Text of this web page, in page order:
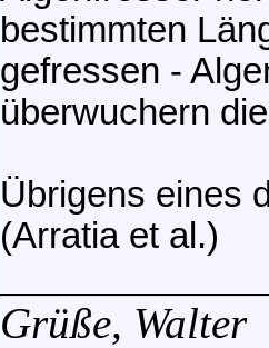
bestimmten
gefressen -
überwuchern
Übrigens eines
(Arratia et al.)
Grüße, Walter